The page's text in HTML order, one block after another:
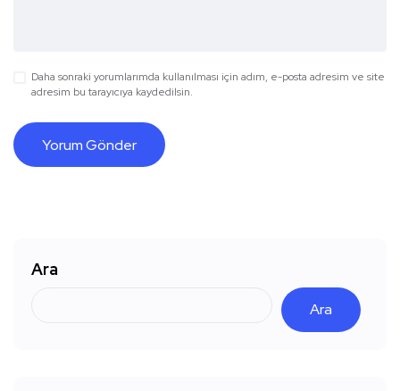
Daha sonraki yorumlarımda kullanılması için adım, e-posta adresim ve site
adresim bu tarayıcıya kaydedilsin.
Ara
Ara